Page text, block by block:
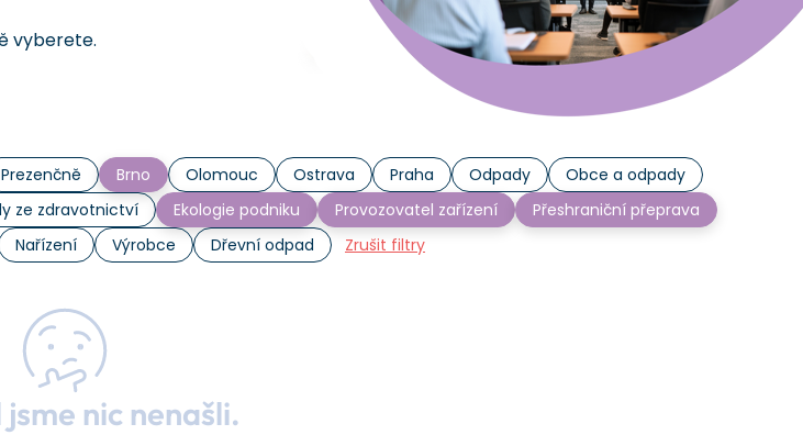
vyberete.
Prezenčně Brno Olomouc Ostrava Praha Odpady
Obce a odpady
ze zdravotnictví Ekologie podniku Provozovatel zařízení
Přeshraniční přeprava
Nařízení Výrobce Dřevní odpad Zrušit filtry
jsme nic nenašli.